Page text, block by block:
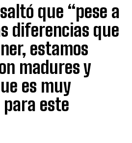
que “pese a
diferencias que
estamos
madures y
es muy
este